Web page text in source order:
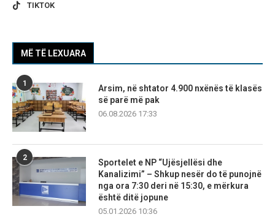
TIKTOK
MË TË LEXUARA
1
Arsim, në shtator 4.900 nxënës të klasës
së parë më pak
06.08.2026 17:33
2
Sportelet e NP “Ujësjellësi dhe
Kanalizimi” – Shkup nesër do të punojnë
nga ora 7:30 deri në 15:30, e mërkura
është ditë jopune
05.01.2026 10:36